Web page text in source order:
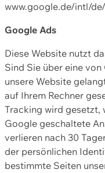
www.google.de/intl/
Google Ads
Diese Website nutzt
Sind Sie über eine
unsere Website
auf Ihrem Rechner
Tracking wird gesetzt,
Google geschaltete
verlieren nach 30
der persönlichen
bestimmte Seiten